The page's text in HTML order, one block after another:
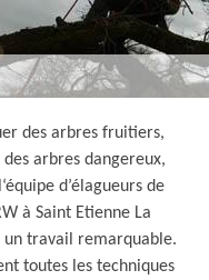
des arbres fruitiers,
arbres dangereux,
d’élagueurs de
à Saint Etienne La
un travail remarquable.
toutes les techniques